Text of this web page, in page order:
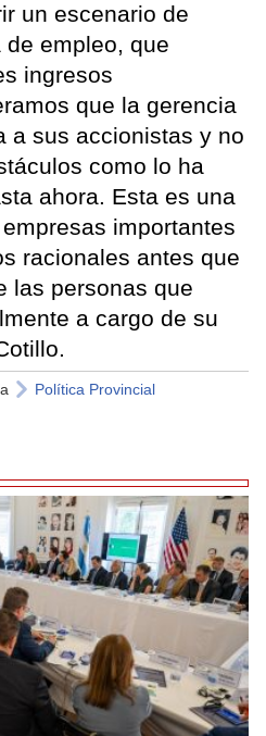
un escenario de
empleo, que
ingresos
que la gerencia
a sus accionistas y no
como lo ha
ahora. Esta es una
importantes
racionales antes que
las personas que
a cargo de su
Política Provincial